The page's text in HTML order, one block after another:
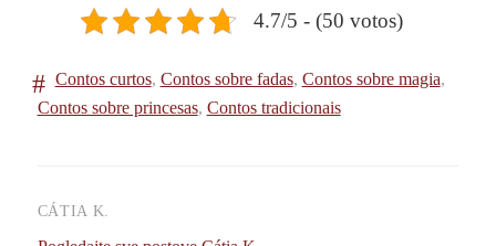
4.7/5 - (50 votos)
Contos curtos, Contos sobre fadas, Contos sobre magia,
Contos sobre princesas, Contos tradicionais
CÁTIA K.